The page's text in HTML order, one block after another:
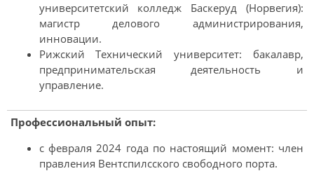
университетский колледж Баскеруд (Норвегия):
магистр делового администрирования,
инновации.
Рижский Технический университет: бакалавр,
предпринимательская деятельность и
управление.
Профессиональный опыт:
с февраля 2024 года по настоящий момент: член
правления Вентспилсского свободного порта.